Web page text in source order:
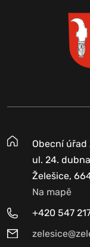
Obecní úřad
ul. 24.
Želešice,
Na mapě
+420 547